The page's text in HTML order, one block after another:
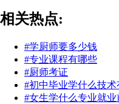
相关热点:
#学厨师要多少钱
#专业课程有哪些
#厨师考证
#初中毕业学什么技术
#女生学什么专业就业